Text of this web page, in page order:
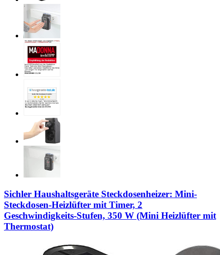
Sichler Haushaltsgeräte Steckdosenheizer: Mini-
Steckdosen-Heizlüfter mit Timer, 2
Geschwindigkeits-Stufen, 350 W (Mini Heizlüfter mit
Thermostat)